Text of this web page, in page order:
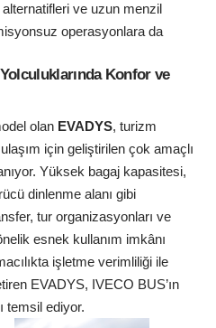
ve uzun menzil
operasyonlara da
Konfor ve
olan EVADYS, turizm
için geliştirilen çok amaçlı
Yüksek bagaj kapasitesi,
dinlenme alanı gibi
tur organizasyonları ve
esnek kullanım imkânı
işletme verimliliği ile
EVADYS, IVECO BUS’ın
temsil ediyor.